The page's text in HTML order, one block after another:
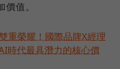
值。
重榮耀！國際品牌X經理
時代最具潛力的核心價